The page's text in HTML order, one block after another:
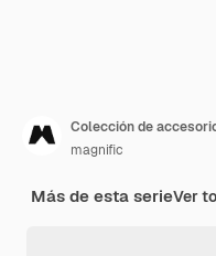
Colección de
magnific
Más de esta serieVer